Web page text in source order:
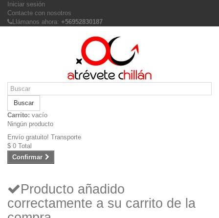
Iniciar sesión
Contacte con nosotros
Llámanos ahora: +56952830187
Buscar
Carrito: vacío
Ningún producto
Envío gratuito! Transporte
$ 0 Total
Confirmar
Producto añadido
correctamente a su carrito de la